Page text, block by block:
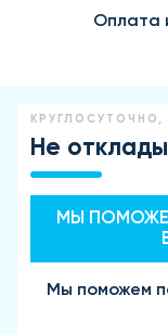
Оплата
Не
МЫ
Мы поможем